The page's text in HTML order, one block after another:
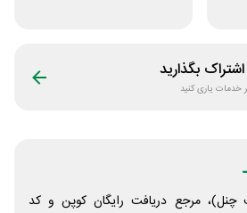
بگذارید
خدمات یاری کنید
مرجع دریافت رایگان کوپن و کد